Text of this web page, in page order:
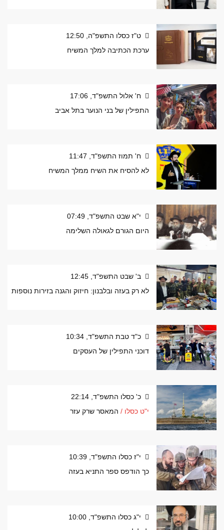
ט"ז כסלו התשפ"ה, 12:50
ערכת הכתיבה למלך המשיח
ח' אלול התשפ"ד, 17:06
התפילין של בני הנוער בתל אביב
ח' תמוז התשפ"ד, 11:47
לא להסיח את השיח ממלך המשיח
י"א שבט התשפ"ד, 07:49
היום הגורם לגאולה השלימה
ב' שבט התשפ"ד, 12:45
לא רק בעזה ובלבנון: חיזוק והגנה בזירות נוספות
כ"ד טבת התשפ"ד, 10:34
דוכני התפילין של העסקים
כ' כסלו התשפ"ד, 22:14
י"ט כסלו / המאסר שרק עזר
י"ז כסלו התשפ"ד, 10:39
כך הודפס ספר התניא בעזה
י"ג כסלו התשפ"ד, 10:00